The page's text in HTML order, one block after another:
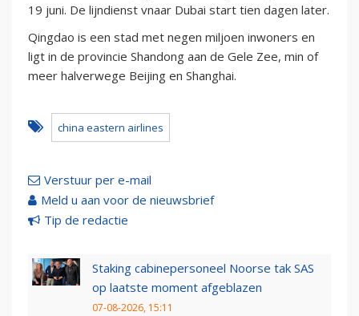
19 juni. De lijndienst vnaar Dubai start tien dagen later.
Qingdao is een stad met negen miljoen inwoners en
ligt in de provincie Shandong aan de Gele Zee, min of
meer halverwege Beijing en Shanghai.
china eastern airlines
Verstuur per e-mail
Meld u aan voor de nieuwsbrief
Tip de redactie
Staking cabinepersoneel Noorse tak SAS
op laatste moment afgeblazen
07-08-2026, 15:11